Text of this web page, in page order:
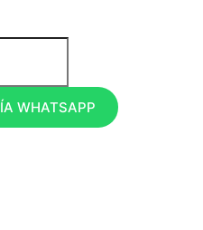
WHATSAPP